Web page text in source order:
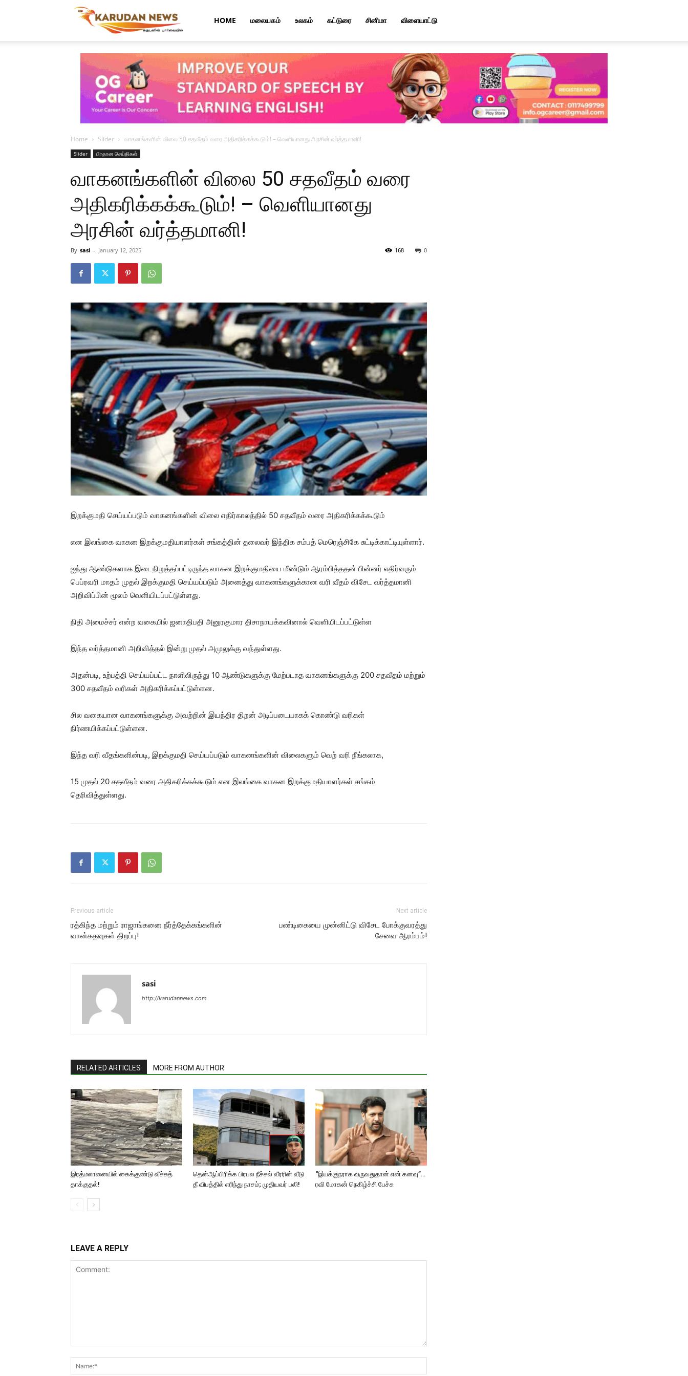
Karudan
News
HOME மலையகம் உலகம் கட்டுரை சினிமா விளையாட்டு
Home Slider வாகனங்களின் விலை 50 சதவீதம் வரை அதிகரிக்கக்கூடும்! – வெளியானது அரசின் வர்த்தமானி!
Slider பிரதான செய்திகள்
வாகனங்களின் விலை 50 சதவீதம் வரை
அதிகரிக்கக்கூடும்! – வெளியானது
அரசின் வர்த்தமானி!
By sasi - January 12, 2025 0
168
இறக்குமதி செய்யப்படும் வாகனங்களின் விலை எதிர்காலத்தில் 50 சதவீதம் வரை அதிகரிக்கக்கூடும்
என இலங்கை வாகன இறக்குமதியாளர்கள் சங்கத்தின் தலைவர் இந்திக சம்பத் மெரெஞ்சிகே சுட்டிக்காட்டியுள்ளார்.
ஐந்து ஆண்டுகளாக இடைநிறுத்தப்பட்டிருந்த வாகன இறக்குமதியை மீண்டும் ஆரம்பித்ததன் பின்னர் எதிர்வரும்
பெப்ரவரி மாதம் முதல் இறக்குமதி செய்யப்படும் அனைத்து வாகனங்களுக்கான வரி வீதம் விசேட வர்த்தமானி
அறிவிப்பின் மூலம் வெளியிடப்பட்டுள்ளது.
நிதி அமைச்சர் என்ற வகையில் ஜனாதிபதி அனுரகுமார திசாநாயக்கவினால் வெளியிடப்பட்டுள்ள
இந்த வர்த்தமானி அறிவித்தல் இன்று முதல் அமுலுக்கு வந்துள்ளது.
அதன்படி, உற்பத்தி செய்யப்பட்ட நாளிலிருந்து 10 ஆண்டுகளுக்கு மேற்படாத வாகனங்களுக்கு 200 சதவீதம் மற்றும்
300 சதவீதம் வரிகள் அதிகரிக்கப்பட்டுள்ளன.
சில வகையான வாகனங்களுக்கு அவற்றின் இயந்திர திறன் அடிப்படையாகக் கொண்டு வரிகள்
நிர்ணயிக்கப்பட்டுள்ளன.
இந்த வரி வீதங்களின்படி, இறக்குமதி செய்யப்படும் வாகனங்களின் விலைகளும் வெற் வரி நீங்கலாக,
15 முதல் 20 சதவீதம் வரை அதிகரிக்கக்கூடும் என இலங்கை வாகன இறக்குமதியாளர்கள் சங்கம்
தெரிவித்துள்ளது.
Previous article
ரத்கிந்த மற்றும் ராஜாங்கனை நீர்த்தேக்கங்களின்
வான்கதவுகள் திறப்பு!
Next article
பண்டிகையை முன்னிட்டு விசேட போக்குவரத்து
சேவை ஆரம்பம்!
sasi
http://karudannews.com
RELATED ARTICLES MORE FROM AUTHOR
இரத்மலானையில் கைக்குண்டு வீச்சுத்
தாக்குதல்!
தென்ஆப்பிரிக்க பிரபல நீச்சல் வீரரின் வீடு
தீ விபத்தில் எரிந்து நாசம்; முதியவர் பலி!
“இயக்குநராக வருவதுதான் என் கனவு”…
ரவி மோகன் நெகிழ்ச்சி பேச்சு
LEAVE A REPLY